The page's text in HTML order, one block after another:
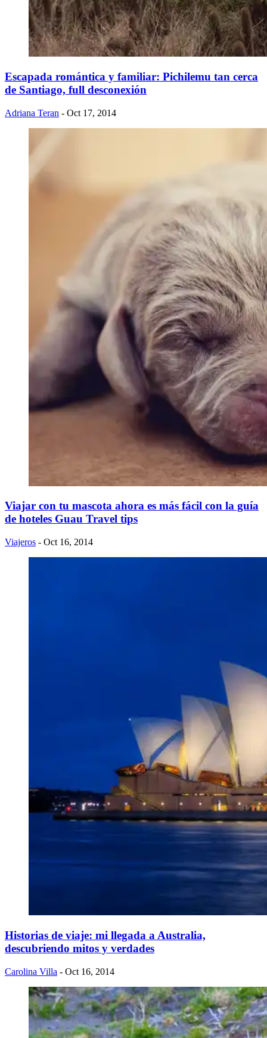
Escapada romántica y familiar: Pichilemu tan cerca
de Santiago, full desconexión
Adriana Teran - Oct 17, 2014
Viajar con tu mascota ahora es más fácil con la guía
de hoteles Guau Travel tips
Viajeros - Oct 16, 2014
Historias de viaje: mi llegada a Australia,
descubriendo mitos y verdades
Carolina Villa - Oct 16, 2014